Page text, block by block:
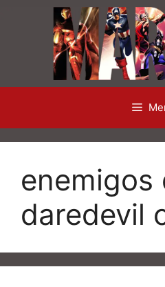
contenido
enemigos
daredevil